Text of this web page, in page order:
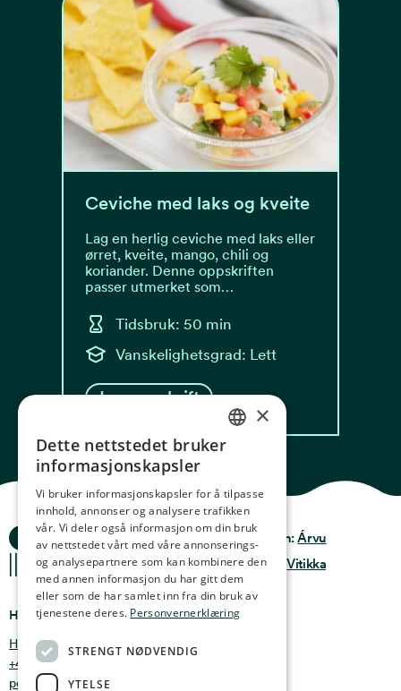
Ceviche med laks og kveite
Lag en herlig ceviche med laks eller
ørret, kveite, mango, chili og
koriander. Denne oppskriften
passer utmerket som…
Tidsbruk: 50 min
Vanskelighetsgrad: Lett
Les oppskrift
Ocean Stories
Hvor finner du oss
Holmen 4b, 9750 Honningsvåg, Norge
+47 47 99 00 95
post@oceanstories.no
Privacy & Policy
Terms & conditions
Design:Árvu
Kode:Vitikka
NORWEGIAN
GERMAN
FRENCH
SPANISH
FINNISH
×
Dette nettstedet bruker
informasjonskapsler
Vi bruker informasjonskapsler for å tilpasse
innhold, annonser og analysere trafikken
vår. Vi deler også informasjon om din bruk
av nettstedet vårt med våre annonserings-
og analysepartnere som kan kombinere den
med annen informasjon du har gitt dem
eller som de har samlet inn fra din bruk av
tjenestene deres. Personvernerklæring
STRENGT NØDVENDIG
YTELSE